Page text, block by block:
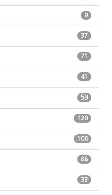
9
37
71
41
59
120
106
88
33